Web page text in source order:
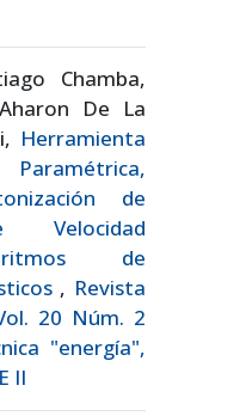
Chamba,
De La
Herramienta
de
Velocidad
de
, Revista
20 Núm. 2
"energía",
II